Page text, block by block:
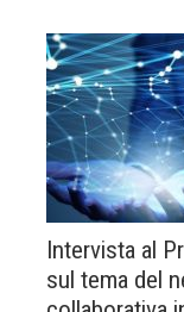
Intervista al
sul tema del